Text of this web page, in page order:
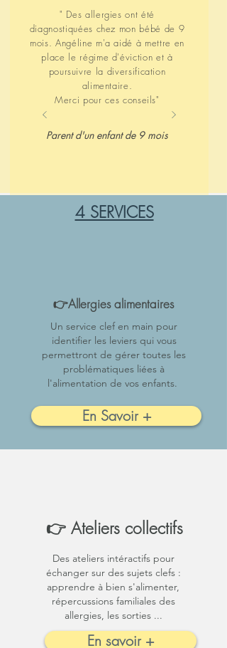
" Des allergies ont été
diagnostiquées chez mon bébé de 9
mois. Angéline m'a aidé à mettre en
place le régime d'éviction et à
poursuivre la diversification
alimentaire.
Merci pour ces conseils"
Parent d'un enfant de 9 mois
4 SERVICES
👉Allergies alimentaires
Un service clef en main pour
identifier les leviers qui vous
permettront de gérer toutes les
problématiques liées à
l'alimentation de vos enfants.
En Savoir +
👉 Ateliers collectifs
Des ateliers intéractifs pour
échanger sur des sujets clefs :
apprendre à bien s'alimenter,
répercussions familiales des
allergies, les sorties ...
En savoir +